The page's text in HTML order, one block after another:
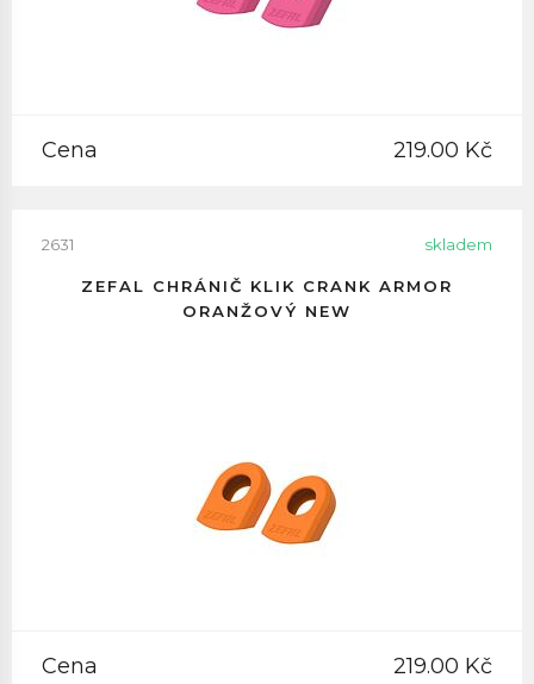
Cena 219.00 Kč
2631 skladem
ZEFAL CHRÁNIČ KLIK CRANK ARMOR
ORANŽOVÝ NEW
Cena 219.00 Kč